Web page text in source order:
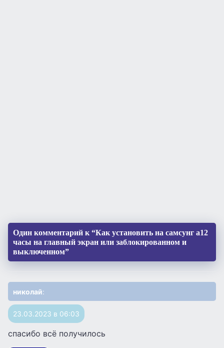
Один комментарий к “Как установить на самсунг а12
часы на главный экран или заблокированном и
выключенном”
николай:
23.03.2023 в 06:03
спасибо всё получилось